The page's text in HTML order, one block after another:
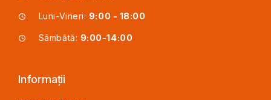
Luni-Vineri: 9:00 - 18:00
Sâmbătă: 9:00-14:00
Informații